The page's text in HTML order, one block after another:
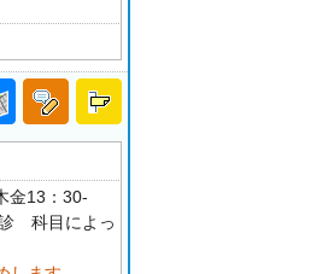
金13：30-
科目によっ